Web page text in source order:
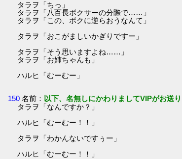
タラヲ「ちっ」
タラヲ「八百長ボクサーの分際で……」
タラヲ「この、ボクに逆らおうなんて」
タラヲ「おこがましいかぎりですー」
タラヲ「そう思いますよね……」
タラヲ「お姉ちゃんも」
ハルヒ「むーむー」
150 名前： 以下、名無しにかわりましてVIPがお送
タラヲ「なんですか？」
ハルヒ「むーむー！！」
タラヲ「わかんないですぅー」
ハルヒ「むーむー！！」